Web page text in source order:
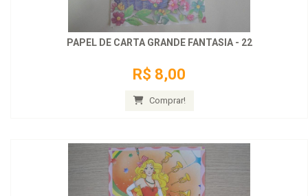
PAPEL DE CARTA GRANDE FANTASIA - 22
R$ 8,00
Comprar!